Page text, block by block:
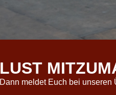
LUST
Dann meldet Euch bei unseren